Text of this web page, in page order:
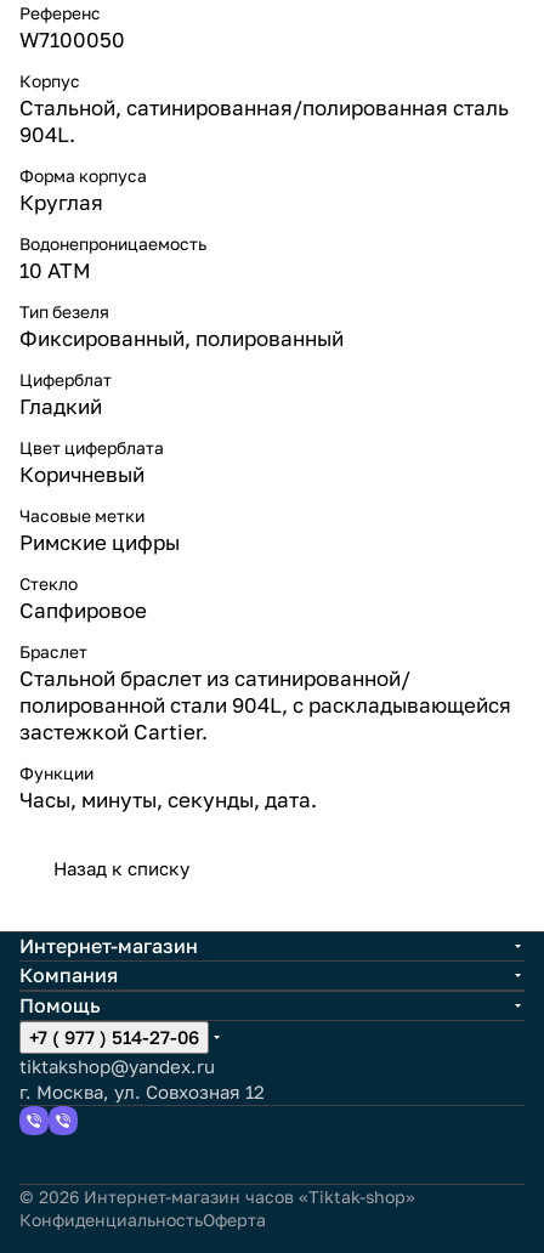
Референс
W7100050
Корпус
Стальной, сатинированная/полированная сталь
904L.
Форма корпуса
Круглая
Водонепроницаемость
10 ATM
Тип безеля
Фиксированный, полированный
Циферблат
Гладкий
Цвет циферблата
Коричневый
Часовые метки
Римские цифры
Стекло
Сапфировое
Браслет
Стальной браслет из сатинированной/
полированной стали 904L, с раскладывающейся
застежкой Cartier.
Функции
Часы, минуты, секунды, дата.
Назад к списку
Интернет-магазин
Компания
Помощь
+7 ( 977 ) 514-27-06
tiktakshop@yandex.ru
г. Москва, ул. Совхозная 12
© 2026 Интернет-магазин часов «Tiktak-shop»
КонфиденциальностьОферта